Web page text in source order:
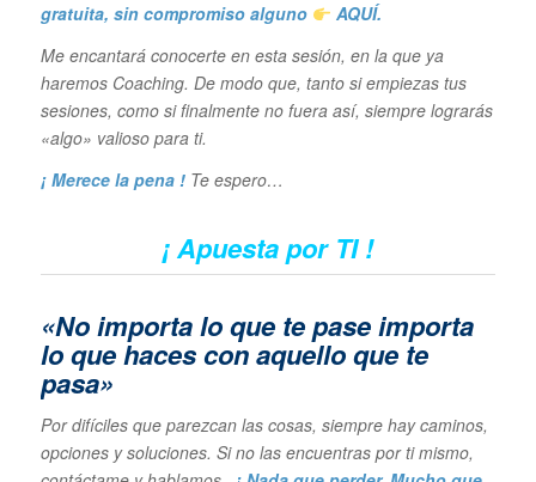
gratuita, sin compromiso alguno
AQUÍ.
Me encantará conocerte en esta sesión, en la que ya
haremos Coaching. De modo que, tanto si empiezas tus
sesiones, como si finalmente no fuera así, siempre lograrás
«algo» valioso para ti.
¡ Merece la pena ! Te espero…
¡ Apuesta por TI !
«No importa lo que te pase importa
lo que haces con aquello que te
pasa»
Por difíciles que parezcan las cosas, siempre hay caminos,
opciones y soluciones. Si no las encuentras por ti mismo,